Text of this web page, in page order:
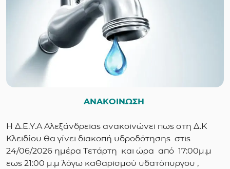
ΑΝΑΚΟΙΝΩΣΗ
Η Δ.Ε.Υ.Α Αλεξάνδρειας ανακοινώνει πως στη Δ.Κ
Κλειδίου θα γίνει διακοπή υδροδότησης στις
24/06/2026 ημέρα Τετάρτη και ώρα από 17:00μ.μ
εως 21:00 μ.μ λόγω καθαρισμού υδατόπυργου ,